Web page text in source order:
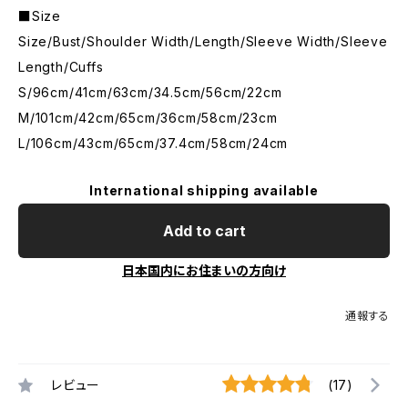
■Size
Size/Bust/Shoulder Width/Length/Sleeve Width/Sleeve
Length/Cuffs
S/96cm/41cm/63cm/34.5cm/56cm/22cm
M/101cm/42cm/65cm/36cm/58cm/23cm
L/106cm/43cm/65cm/37.4cm/58cm/24cm
International shipping available
Add to cart
日本国内にお住まいの方向け
通報する
レビュー (17)